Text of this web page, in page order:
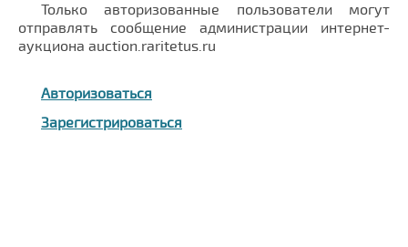
Только авторизованные пользователи могут
отправлять сообщение администрации интернет-
аукциона auction.raritetus.ru
Авторизоваться
Зарегистрироваться